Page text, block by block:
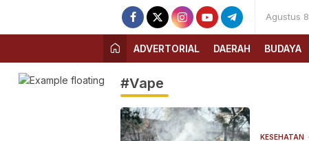
Agustus
ADVERTORIAL DAERAH BUDAYA
#Vape
KESEHATAN